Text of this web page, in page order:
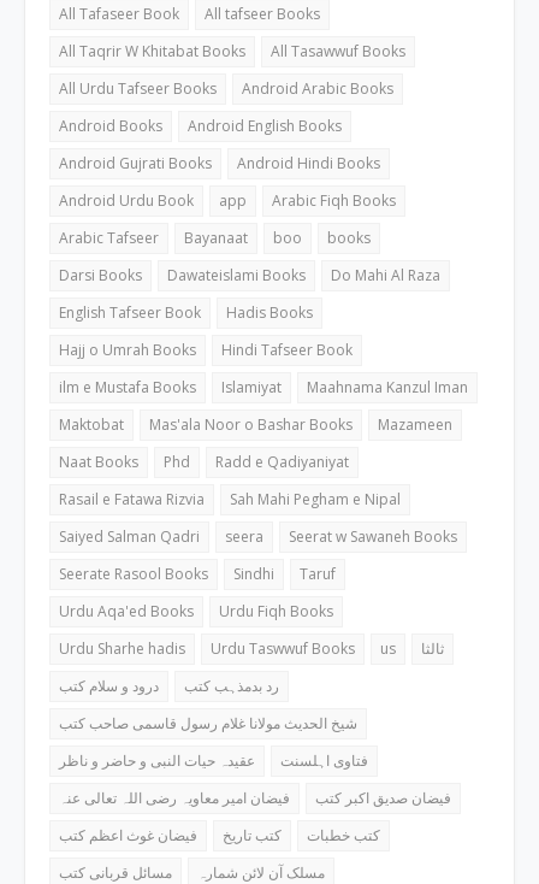
All Tafaseer Book
All tafseer Books
All Taqrir W Khitabat Books
All Tasawwuf Books
All Urdu Tafseer Books
Android Arabic Books
Android Books
Android English Books
Android Gujrati Books
Android Hindi Books
Android Urdu Book
app
Arabic Fiqh Books
Arabic Tafseer
Bayanaat boo
books
Darsi Books
Dawateislami Books
Do Mahi Al Raza
English Tafseer Book
Hadis Books
Hajj o Umrah Books
Hindi Tafseer Book
ilm e Mustafa Books
Islamiyat
Maahnama Kanzul Iman
Maktobat
Mas'ala Noor o Bashar Books
Mazameen
Naat Books
Phd
Radd e Qadiyaniyat
Rasail e Fatawa Rizvia
Sah Mahi Pegham e Nipal
Saiyed Salman Qadri
seera
Seerat w Sawaneh Books
Seerate Rasool Books
Sindhi
Taruf
Urdu Aqa'ed Books
Urdu Fiqh Books
Urdu Sharhe hadis
Urdu Taswwuf Books us
ثالثا
درود و سلام کتب
رد بدمذہب کتب
شیخ الحدیث مولانا غلام رسول قاسمی صاحب کتب
عقیدہ حیات النبی و حاضر و ناظر
فتاوی اہلسنت
فیضان امیر معاویہ رضی اللہ تعالی عنہ
فیضان صدیق اکبر کتب
فیضان غوث اعظم کتب
کتب تاریخ
کتب خطبات
مسائل قربانی کتب
مسلک آن لائن شمارہ